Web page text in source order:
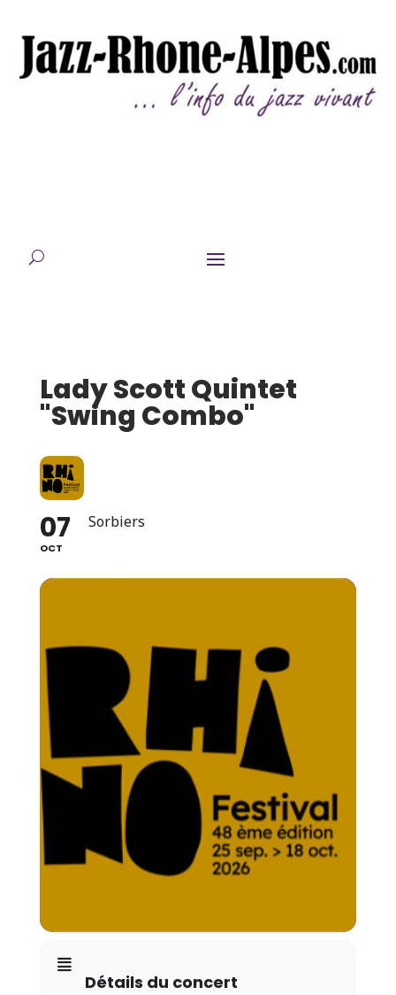
Lady Scott Quintet
"Swing Combo"
07
OCT
Sorbiers
Détails du concert